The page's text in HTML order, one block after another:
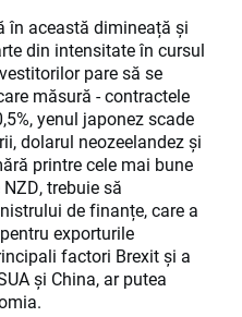
în această dimineață și
din intensitate în cursul
pare să se
măsură - contractele
yenul japonez scade
dolarul neozeelandez și
printre cele mai bune
trebuie să
de finanțe, care a
exporturile
factori Brexit și a
și China, ar putea